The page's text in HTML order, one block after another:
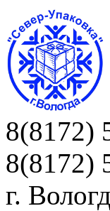
8(8172)
8(8172)
г.